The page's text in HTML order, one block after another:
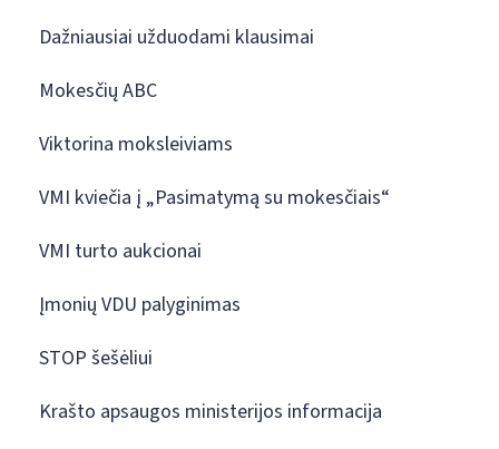
Dažniausiai užduodami klausimai
Mokesčių ABC
Viktorina moksleiviams
VMI kviečia į „Pasimatymą su mokesčiais“
VMI turto aukcionai
Įmonių VDU palyginimas
STOP šešėliui
Krašto apsaugos ministerijos informacija